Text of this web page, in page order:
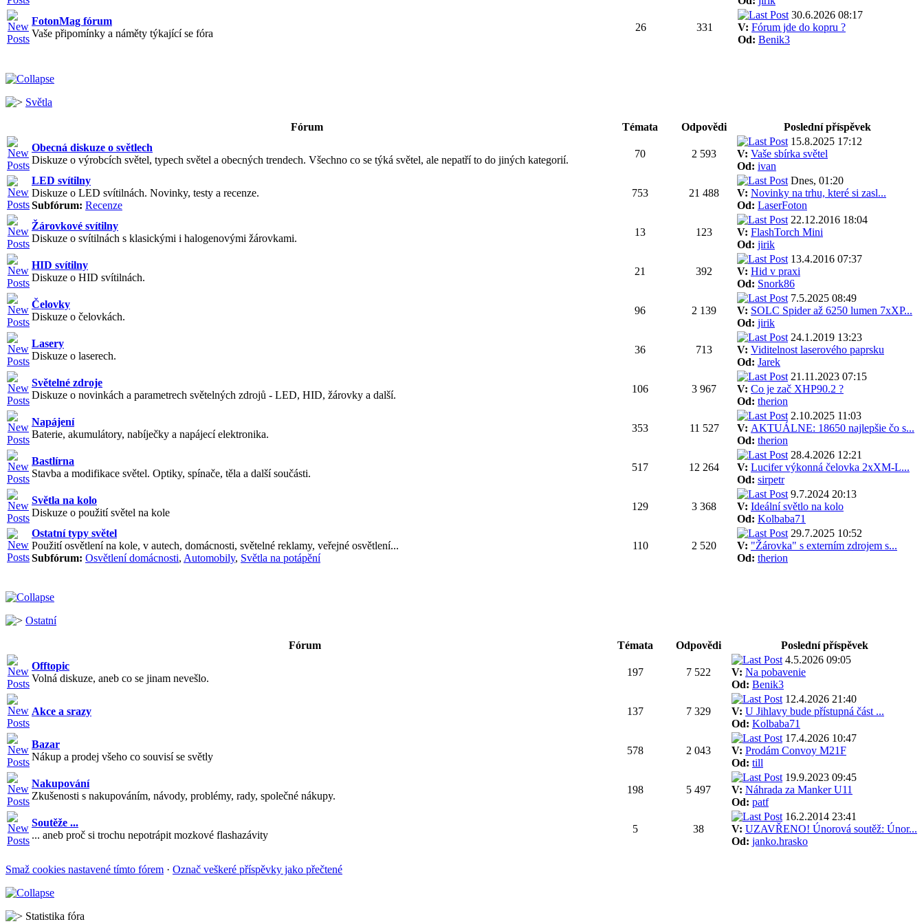
FotonMag fórum
Vaše připomínky a náměty týkající se fóra
26 331
30.6.2026 08:17
V: Fórum jde do kopru ?
Od: Benik3
Světla
Fórum Témata Odpovědi
Poslední příspěvek
Obecná diskuze o světlech
Diskuze o výrobcích světel, typech světel a obecných trendech. Všechno co se týká světel, ale nepatří to do jiných kategorií.
70 2 593
15.8.2025 17:12
V: Vaše sbírka světel
Od: ivan
LED svítilny
Diskuze o LED svítilnách. Novinky, testy a recenze.
Subfórum: Recenze
753 21 488
Dnes, 01:20
V: Novinky na trhu, které si zasl...
Od: LaserFoton
Žárovkové svítilny
Diskuze o svítilnách s klasickými i halogenovými žárovkami.
13 123
22.12.2016 18:04
V: FlashTorch Mini
Od: jirik
HID svítilny
Diskuze o HID svítilnách.
21 392
13.4.2016 07:37
V: Hid v praxi
Od: Snork86
Čelovky
Diskuze o čelovkách.
96 2 139
7.5.2025 08:49
V: SOLC Spider až 6250 lumen 7xXP...
Od: jirik
Lasery
Diskuze o laserech.
36 713
24.1.2019 13:23
V: Viditelnost laserového paprsku
Od: Jarek
Světelné zdroje
Diskuze o novinkách a parametrech světelných zdrojů - LED, HID, žárovky a další.
106 3 967
21.11.2023 07:15
V: Co je zač XHP90.2 ?
Od: therion
Napájení
Baterie, akumulátory, nabíječky a napájecí elektronika.
353 11 527
2.10.2025 11:03
V: AKTUÁLNE: 18650 najlepšie čo s...
Od: therion
Bastlírna
Stavba a modifikace světel. Optiky, spínače, těla a další součásti.
517 12 264
28.4.2026 12:21
V: Lucifer výkonná čelovka 2xXM-L...
Od: sirpetr
Světla na kolo
Diskuze o použití světel na kole
129 3 368
9.7.2024 20:13
V: Ideální světlo na kolo
Od: Kolbaba71
Ostatní typy světel
Použití osvětlení na kole, v autech, domácnosti, světelné reklamy, veřejné osvětlení...
Subfórum: Osvětlení domácnosti, Automobily, Světla na potápění
110 2 520
29.7.2025 10:52
V: "Žárovka" s externím zdrojem s...
Od: therion
Ostatní
Fórum Témata Odpovědi
Poslední příspěvek
Offtopic
Volná diskuze, aneb co se jinam nevešlo.
197 7 522
4.5.2026 09:05
V: Na pobavenie
Od: Benik3
Akce a srazy 137 7 329
12.4.2026 21:40
V: U Jihlavy bude přístupná část ...
Od: Kolbaba71
Bazar
Nákup a prodej všeho co souvisí se světly
578 2 043
17.4.2026 10:47
V: Prodám Convoy M21F
Od: till
Nakupování
Zkušenosti s nakupováním, návody, problémy, rady, společné nákupy.
198 5 497
19.9.2023 09:45
V: Náhrada za Manker U11
Od: patf
Soutěže ...
... aneb proč si trochu nepotrápit mozkové flashazávity
5 38
16.2.2014 23:41
V: UZAVŘENO! Únorová soutěž: Únor...
Od: janko.hrasko
Smaž cookies nastavené tímto fórem · Označ veškeré příspěvky jako přečtené
Statistika fóra